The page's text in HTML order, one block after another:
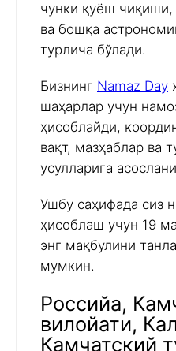
чунки қуёш
ва бошқа
турлича бўлади.
Бизнинг Namaz Day
шаҳарлар учун
ҳисоблайди,
вақт, мазҳаблар ва
усулларига
Ушбу саҳифада сиз
ҳисоблаш учун 19
энг мақбулини
мумкин.
Российа,
вилойати,
Камчатский